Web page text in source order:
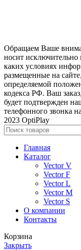
Обращаем Ваше
носит
каких условиях
размещенные на
определяемой
кодекса РФ. Ваш
будет подтвержден
телефонного звонка
2023 OptiPlay
Главная
Каталог
Vector V
Vector F
Vector L
Vector M
Vector S
О компании
Контакты
Корзина
Закрыть